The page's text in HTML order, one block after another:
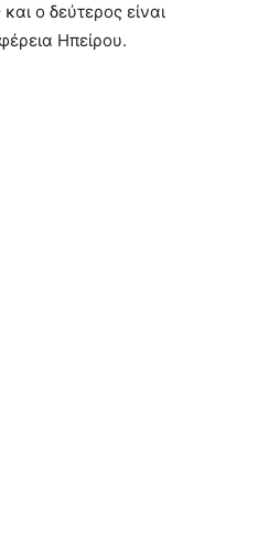
ο δεύτερος είναι
Ηπείρου.